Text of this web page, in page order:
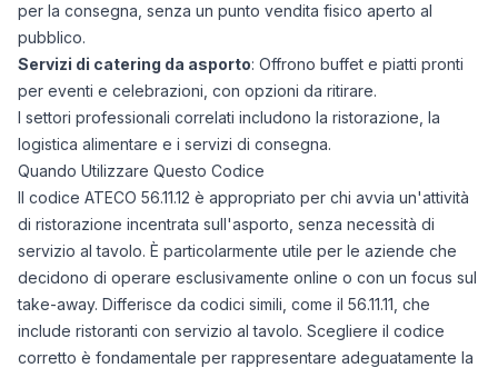
per la consegna, senza un punto vendita fisico aperto al
pubblico.
Servizi di catering da asporto: Offrono buffet e piatti pronti
per eventi e celebrazioni, con opzioni da ritirare.
I settori professionali correlati includono la ristorazione, la
logistica alimentare e i servizi di consegna.
Quando Utilizzare Questo Codice
Il codice ATECO 56.11.12 è appropriato per chi avvia un'attività
di ristorazione incentrata sull'asporto, senza necessità di
servizio al tavolo. È particolarmente utile per le aziende che
decidono di operare esclusivamente online o con un focus sul
take-away. Differisce da codici simili, come il 56.11.11, che
include ristoranti con servizio al tavolo. Scegliere il codice
corretto è fondamentale per rappresentare adeguatamente la